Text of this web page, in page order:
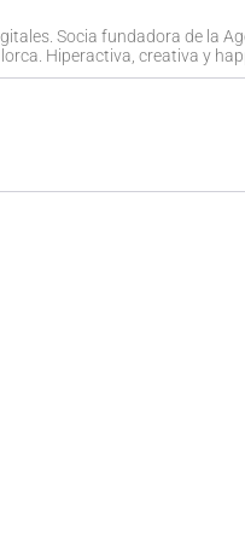
Socia fundadora de la
Hiperactiva, creativa y